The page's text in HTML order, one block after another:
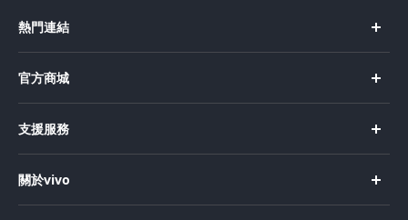
熱門連結
X200 Pro
X200
X200 FE
V50 Lite 5G
官方商城
購買手機
購買配件
支援服務
服務中心
關於vivo